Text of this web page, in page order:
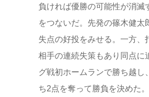
負ければ優勝の可能性が消滅
をつないだ。先発の篠木健
失点の好投をみせる。一方、
相手の連続失策もあり同点に
グ戦初ホームランで勝ち越
ち2点を奪って勝負を決めた。